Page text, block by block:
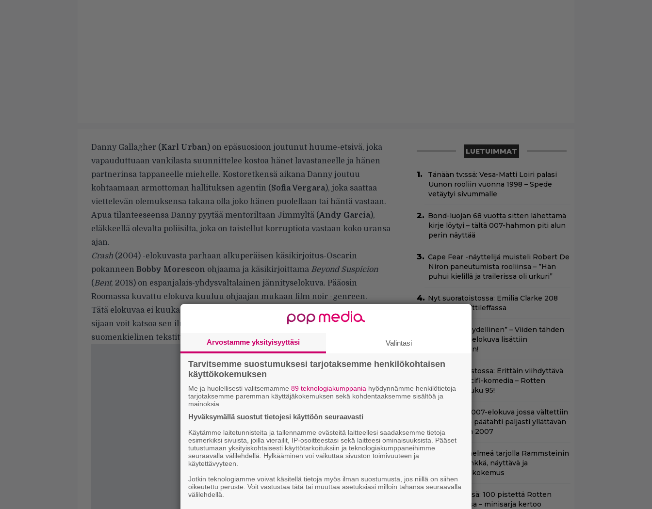
Danny Gallagher (Karl Urban) on epäsuosioon joutunut huume-etsivä, joka
vapauduttuaan vankilasta suunnittelee kostoa hänet lavastaneelle ja hänen
partnerinsa tappaneelle miehelle. Kostoretkensä aikana Danny joutuu
kohtaamaan armottoman hallituksen agentin (Sofia Vergara), joka saattaa
viettelevän olemuksensa takana olla joko hänen puolellaan tai häntä vastaan.
Apua tilanteeseensa Danny pyytää mentoriltaan Jimmyltä (Andy Garcia),
eläkkeellä olevalta poliisilta, joka on taistellut korruptiota vastaan koko uransa
ajan.
Crash (2004) -elokuvasta parhaan alkuperäisen käsikirjoitus-Oscarin
pokanneen Bobby Morescon ohjaama ja käsikirjoittama Beyond Suspicion
(Bent, 2018) on espanjalais-yhdysvaltalainen jännityselokuva. Pääosin
Roomassa kuvattu elokuva kuuluu ohjaajan mukaan film noir -genreen.
Tätä elokuvaa ei kuukausimaksullisista suoratoistopalveluista näe, mutta sen
sijaan voit katsoa sen ilmaiseksi Rakuten TV:stä. Elokuvaan on valittavissa
suomenkielinen tekstitys ja ääniraidaksi joko 5.1 tai 2.0.
LUETUIMMAT
Tänään tv:ssä: Vesa-Matti Loiri palasi
Uunon rooliin vuonna 1998 – Spede
vetäytyi sivummalle
Bond-luojan 68 vuotta sitten lähettämä
kirje löytyi – tältä 007-hahmon piti alun
perin näyttää
Cape Fear -näyttelijä muisteli Robert De
Niron paneutumista rooliinsa – ”Hän
puhui kielillä ja trailerissa oli urkuri”
Nyt suoratoistossa: Emilia Clarke 208
miljoonan hittileffassa
”Lajissaan täydellinen” – Viiden tähden
scifitoimintaelokuva lisättiin
suoratoistoon!
Nyt suoratoistossa: Erittäin viihdyttävä
ja kehuttu scifi-komedia – Rotten
Tomatoes -luku 95!
Illalla tv:ssä: 007-elokuva jossa vältettiin
petipuuhia – päätähti paljasti yllättävän
syyn vuonna 2007
Suoratoistohelmeä tarjolla Rammsteinin
faneille – synkkä, näyttävä ja
satumainen kokemus
Nyt Netflixissä: 100 pistettä Rotten
Tomatoesissa – minisarja kertoo
Arvostamme yksityisyyttäsi Valintasi
Tarvitsemme suostumuksesi tarjotaksemme henkilökohtaisen
käyttökokemuksen
Me ja huolellisesti valitsemamme 89 teknologiakumppania hyödynnämme henkilötietoja
tarjotaksemme paremman käyttäjäkokemuksen sekä kohdentaaksemme sisältöä ja
mainoksia.
Hyväksymällä suostut tietojesi käyttöön seuraavasti
Käytämme laitetunnisteita ja tallennamme evästeitä laitteellesi saadaksemme tietoja
esimerkiksi sivuista, joilla vierailit, IP-osoitteestasi sekä laitteesi ominaisuuksista. Pääset
tutustumaan yksityiskohtaisesti käyttötarkoituksiin ja teknologiakumppaneihimme
seuraavalla välilehdellä. Hylkääminen voi vaikuttaa sivuston toimivuuteen ja
käytettävyyteen.
Jotkin teknologiamme voivat käsitellä tietoja myös ilman suostumusta, jos niillä on siihen
oikeutettu peruste. Voit vastustaa tätä tai muuttaa asetuksiasi milloin tahansa seuraavalla
välilehdellä.